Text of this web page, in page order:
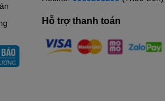
lít
dụng công nghệ hàn lăn không
chất liệu Foam nhập khẩu từ Mỹ
Hỗ trợ thanh toán